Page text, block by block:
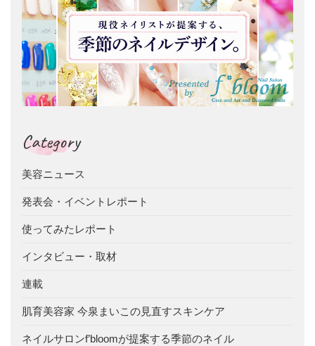
Category
美容ニュース
発表会・イベントレポート
使ってみたレポート
インタビュー・取材
連載
肌育美容家 今泉まいこの見直すスキンケア
ネイルサロンf’bloomが提案する季節のネイル